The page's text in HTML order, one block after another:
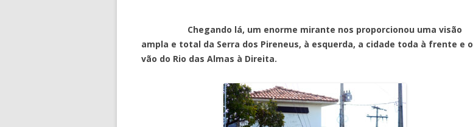
Chegando lá, um enorme mirante nos proporcionou uma visão
ampla e total da Serra dos Pireneus, à esquerda, a cidade toda à frente e o
vão do Rio das Almas à Direita.